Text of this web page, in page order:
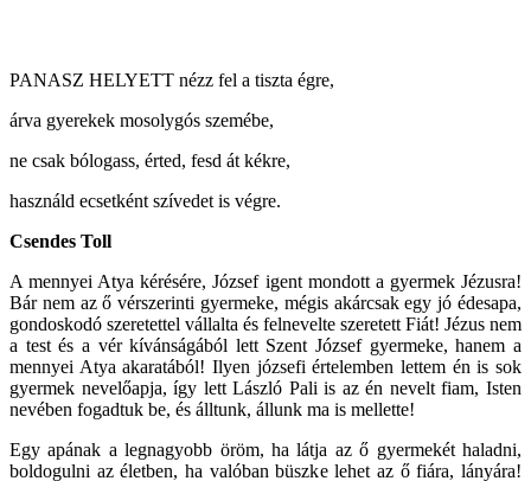
PANASZ HELYETT nézz fel a tiszta égre,
árva gyerekek mosolygós szemébe,
ne csak bólogass, érted, fesd át kékre,
használd ecsetként szívedet is végre.
Csendes Toll
A mennyei Atya kérésére, József igent mondott a gyermek Jézusra!
Bár nem az ő vérszerinti gyermeke, mégis akárcsak egy jó édesapa,
gondoskodó szeretettel vállalta és felnevelte szeretett Fiát! Jézus nem
a test és a vér kívánságából lett Szent József gyermeke, hanem a
mennyei Atya akaratából! Ilyen józsefi értelemben lettem én is sok
gyermek nevelőapja, így lett László Pali is az én nevelt fiam, Isten
nevében fogadtuk be, és álltunk, állunk ma is mellette!
Egy apának a legnagyobb öröm, ha látja az ő gyermekét haladni,
boldogulni az életben, ha valóban büszke lehet az ő fiára, lányára!